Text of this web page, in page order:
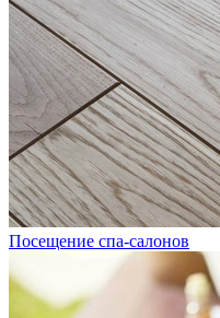
Посещение спа-салонов